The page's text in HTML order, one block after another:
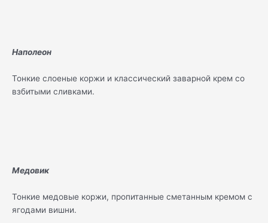
Наполеон
Тонкие слоеные коржи и классический заварной крем со
взбитыми сливками.
Медовик
Тонкие медовые коржи, пропитанные сметанным кремом с
ягодами вишни.